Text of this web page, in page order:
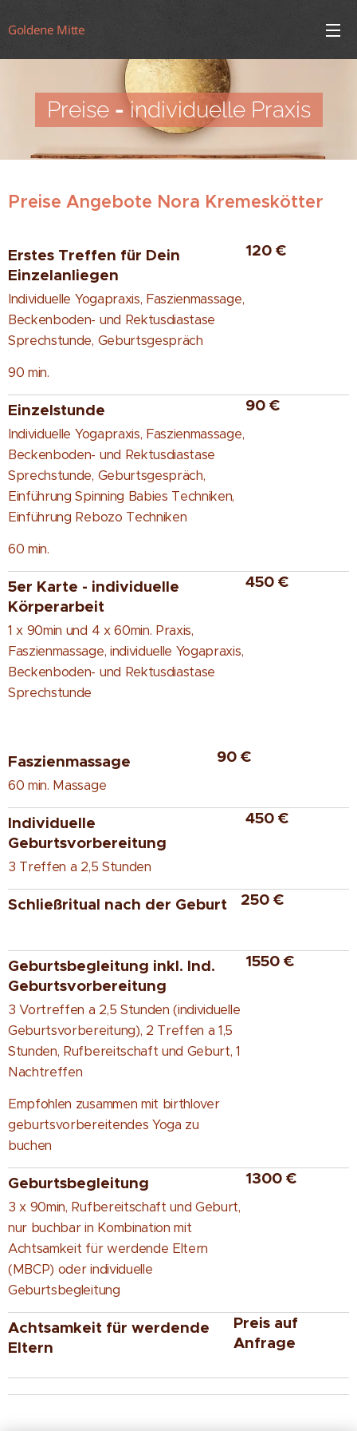
Goldene Mitte
Preise-individuelle Praxis
Preise Angebote Nora Kremeskötter
Erstes Treffen für Dein
Einzelanliegen
Individuelle Yogapraxis, Faszienmassage,
Beckenboden- und Rektusdiastase
Sprechstunde, Geburtsgespräch
90 min.
120 €
Einzelstunde
Individuelle Yogapraxis, Faszienmassage,
Beckenboden- und Rektusdiastase
Sprechstunde, Geburtsgespräch,
Einführung Spinning Babies Techniken,
Einführung Rebozo Techniken
60 min.
90 €
5er Karte - individuelle
Körperarbeit
1 x 90min und 4 x 60min. Praxis,
Faszienmassage, individuelle Yogapraxis,
Beckenboden- und Rektusdiastase
Sprechstunde
450 €
Faszienmassage
60 min. Massage
90 €
Individuelle
Geburtsvorbereitung
3 Treffen a 2,5 Stunden
450 €
Schließritual nach der Geburt 250 €
Geburtsbegleitung inkl. Ind.
Geburtsvorbereitung
3 Vortreffen a 2,5 Stunden (individuelle
Geburtsvorbereitung), 2 Treffen a 1,5
Stunden, Rufbereitschaft und Geburt, 1
Nachtreffen
Empfohlen zusammen mit birthlover
geburtsvorbereitendes Yoga zu
buchen
1550 €
Geburtsbegleitung
3 x 90min, Rufbereitschaft und Geburt,
nur buchbar in Kombination mit
Achtsamkeit für werdende Eltern
(MBCP) oder individuelle
Geburtsbegleitung
1300 €
Achtsamkeit für werdende
Eltern
Preis auf
Anfrage